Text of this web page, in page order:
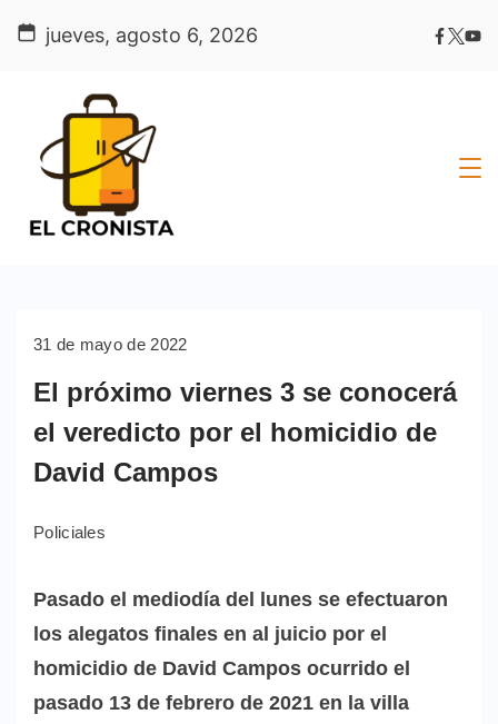
jueves, agosto 6, 2026
31 de mayo de 2022
El próximo viernes 3 se conocerá
el veredicto por el homicidio de
David Campos
Policiales
Pasado el mediodía del lunes se efectuaron
los alegatos finales en al juicio por el
homicidio de David Campos ocurrido el
pasado 13 de febrero de 2021 en la villa